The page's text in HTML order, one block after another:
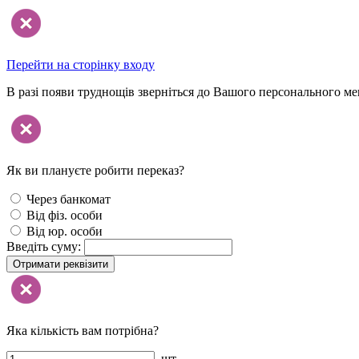
Перейти на сторінку входу
В разі появи труднощів зверніться до Вашого персонального
Як ви плануєте робити переказ?
Через банкомат
Від фіз. особи
Від юр. особи
Введіть суму:
Отримати реквізити
Яка кількість вам потрібна?